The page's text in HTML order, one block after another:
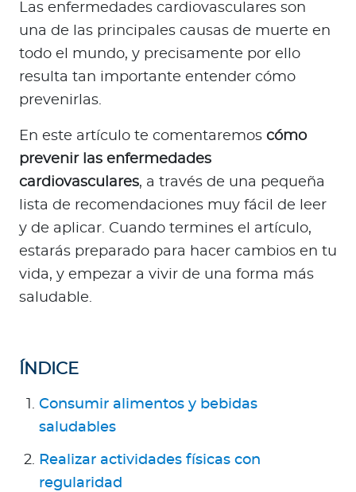
Ingresar a Mi Bupa
Para Clientes
Para Agentes
Contáctanos
Las enfermedades cardiovasculares son
una de las principales causas de muerte en
todo el mundo, y precisamente por ello
resulta tan importante entender cómo
prevenirlas.
En este artículo te comentaremos cómo
prevenir las enfermedades
cardiovasculares, a través de una pequeña
lista de recomendaciones muy fácil de leer
y de aplicar. Cuando termines el artículo,
estarás preparado para hacer cambios en tu
vida, y empezar a vivir de una forma más
saludable.
ÍNDICE
Consumir alimentos y bebidas
saludables
Realizar actividades físicas con
regularidad